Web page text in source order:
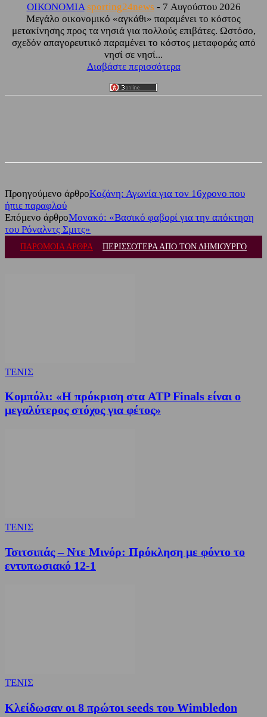
ΟΙΚΟΝΟΜΙΑ sporting24news - 7 Αυγούστου 2026
Μεγάλο οικονομικό «αγκάθι» παραμένει το κόστος
μετακίνησης προς τα νησιά για πολλούς επιβάτες. Ωστόσο,
σχεδόν απαγορευτικό παραμένει το κόστος μεταφοράς από
νησί σε νησί...
Διαβάστε περισσότερα
Προηγούμενο άρθροΚοζάνη: Αγωνία για τον 16χρονο που
ήπιε παραφλού
Επόμενο άρθροΜονακό: «Βασικό φαβορί για την απόκτηση
του Ρόναλντς Σμιτς»
ΠΑΡΟΜΟΙΑ ΑΡΘΡΑ ΠΕΡΙΣΣΟΤΕΡΑ ΑΠΟ ΤΟΝ ΔΗΜΙΟΥΡΓΟ
ΤΕΝΙΣ
Κομπόλι: «Η πρόκριση στα ATP Finals είναι ο
μεγαλύτερος στόχος για φέτος»
ΤΕΝΙΣ
Τσιτσιπάς – Ντε Μινόρ: Πρόκληση με φόντο το
εντυπωσιακό 12-1
ΤΕΝΙΣ
Κλείδωσαν οι 8 πρώτοι seeds του Wimbledon